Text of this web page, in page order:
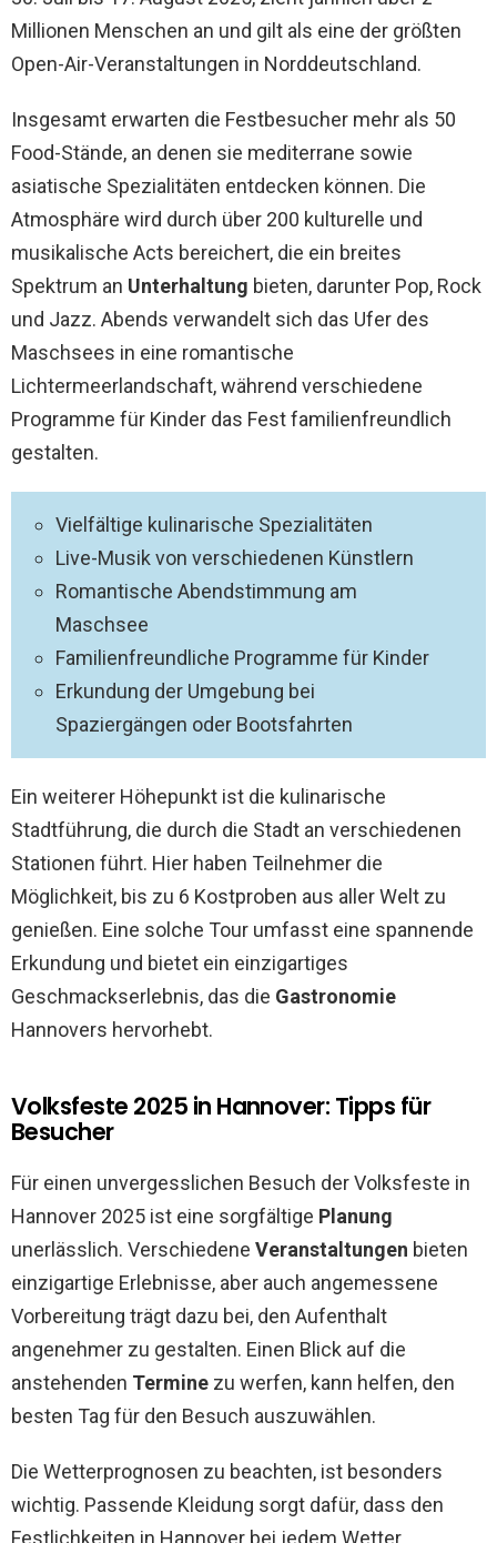
Millionen Menschen an und gilt als eine der größten
Open-Air-Veranstaltungen in Norddeutschland.
Insgesamt erwarten die Festbesucher mehr als 50
Food-Stände, an denen sie mediterrane sowie
asiatische Spezialitäten entdecken können. Die
Atmosphäre wird durch über 200 kulturelle und
musikalische Acts bereichert, die ein breites
Spektrum an Unterhaltung bieten, darunter Pop, Rock
und Jazz. Abends verwandelt sich das Ufer des
Maschsees in eine romantische
Lichtermeerlandschaft, während verschiedene
Programme für Kinder das Fest familienfreundlich
gestalten.
Vielfältige kulinarische Spezialitäten
Live-Musik von verschiedenen Künstlern
Romantische Abendstimmung am
Maschsee
Familienfreundliche Programme für Kinder
Erkundung der Umgebung bei
Spaziergängen oder Bootsfahrten
Ein weiterer Höhepunkt ist die kulinarische
Stadtführung, die durch die Stadt an verschiedenen
Stationen führt. Hier haben Teilnehmer die
Möglichkeit, bis zu 6 Kostproben aus aller Welt zu
genießen. Eine solche Tour umfasst eine spannende
Erkundung und bietet ein einzigartiges
Geschmackserlebnis, das die Gastronomie
Hannovers hervorhebt.
Volksfeste 2025 in Hannover: Tipps für
Besucher
Für einen unvergesslichen Besuch der Volksfeste in
Hannover 2025 ist eine sorgfältige Planung
unerlässlich. Verschiedene Veranstaltungen bieten
einzigartige Erlebnisse, aber auch angemessene
Vorbereitung trägt dazu bei, den Aufenthalt
angenehmer zu gestalten. Einen Blick auf die
anstehenden Termine zu werfen, kann helfen, den
besten Tag für den Besuch auszuwählen.
Die Wetterprognosen zu beachten, ist besonders
wichtig. Passende Kleidung sorgt dafür, dass den
Festlichkeiten in Hannover bei jedem Wetter